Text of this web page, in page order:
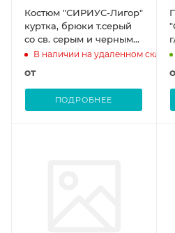
Костюм "СИРИУС-Лигор"
куртка, брюки т.серый
со св. серым и черным
СОП 50 мм
В наличии на удаленном складе
от
ПОДРОБНЕЕ